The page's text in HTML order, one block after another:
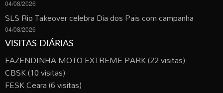
04/08/2026
SLS Rio Takeover celebra Dia dos Pais com campanha
04/08/2026
VISITAS DIÁRIAS
FAZENDINHA MOTO EXTREME PARK(22 visitas)
CBSK(10 visitas)
FESK Ceara(6 visitas)